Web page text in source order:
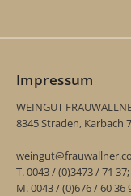
Impressum
WEINGUT
8345 Straden, Karbach
T. 0043 / (0)3473 / 71 37;
M. 0043 / (0)676 / 60 36